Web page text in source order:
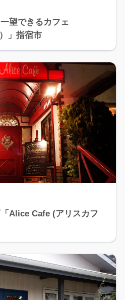
望できるカフェ
」指宿市
Alice Cafe (アリスカフ